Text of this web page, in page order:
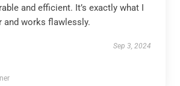
and efficient. It’s exactly what I
and works flawlessly.
Sep 3, 2024